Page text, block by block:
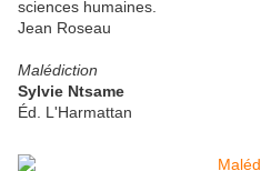
sciences humaines.
Jean Roseau
Malédiction
Sylvie Ntsame
Éd. L'Harmattan